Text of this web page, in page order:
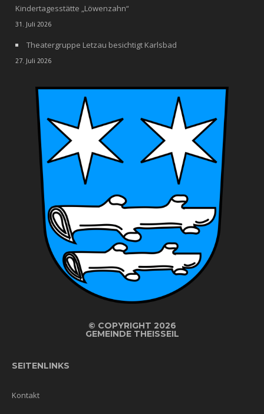
Kindertagesstätte „Löwenzahn“
31. Juli 2026
Theatergruppe Letzau besichtigt Karlsbad
27. Juli 2026
© COPYRIGHT 2026
GEMEINDE THEISSEIL
SEITENLINKS
Kontakt